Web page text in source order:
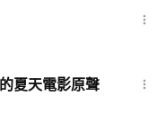
夏天電影原聲